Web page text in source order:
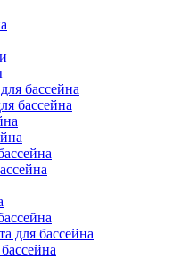
бассейна
бассейна
для бассейна